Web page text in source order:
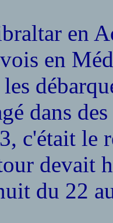
en
en
dans
c'était le
devait
du 22